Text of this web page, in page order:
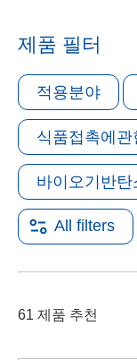
제품 필터
적용분야
식품접촉에관
바이오기반탄
All filters
61 제품 추천